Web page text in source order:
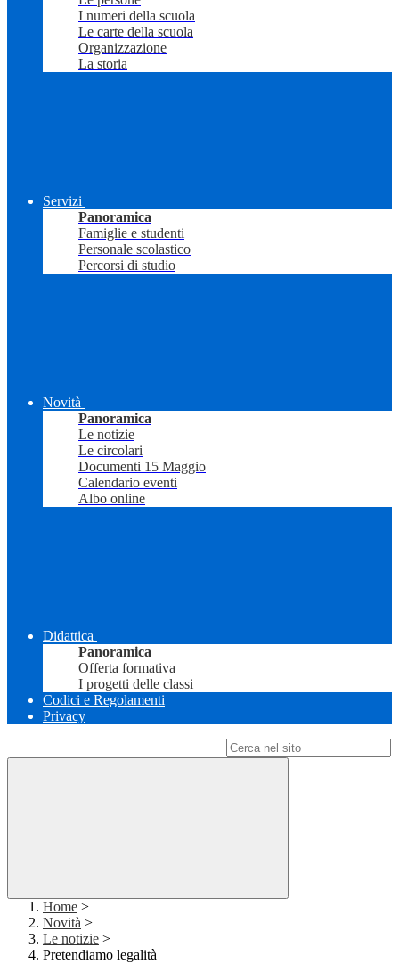
I numeri della scuola
Le carte della scuola
Organizzazione
La storia
Servizi
Panoramica
Famiglie e studenti
Personale scolastico
Percorsi di studio
Novità
Panoramica
Le notizie
Le circolari
Documenti 15 Maggio
Calendario eventi
Albo online
Didattica
Panoramica
Offerta formativa
I progetti delle classi
Codici e Regolamenti
Privacy
Home >
Novità >
Le notizie >
Pretendiamo legalità